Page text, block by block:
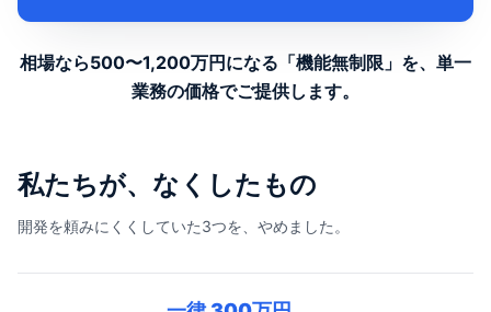
相場なら500〜1,200万円になる「機能無制限」を、 単一
業務の価格でご提供します。
私たちが、なくしたもの
開発を頼みにくくしていた3つを、やめました。